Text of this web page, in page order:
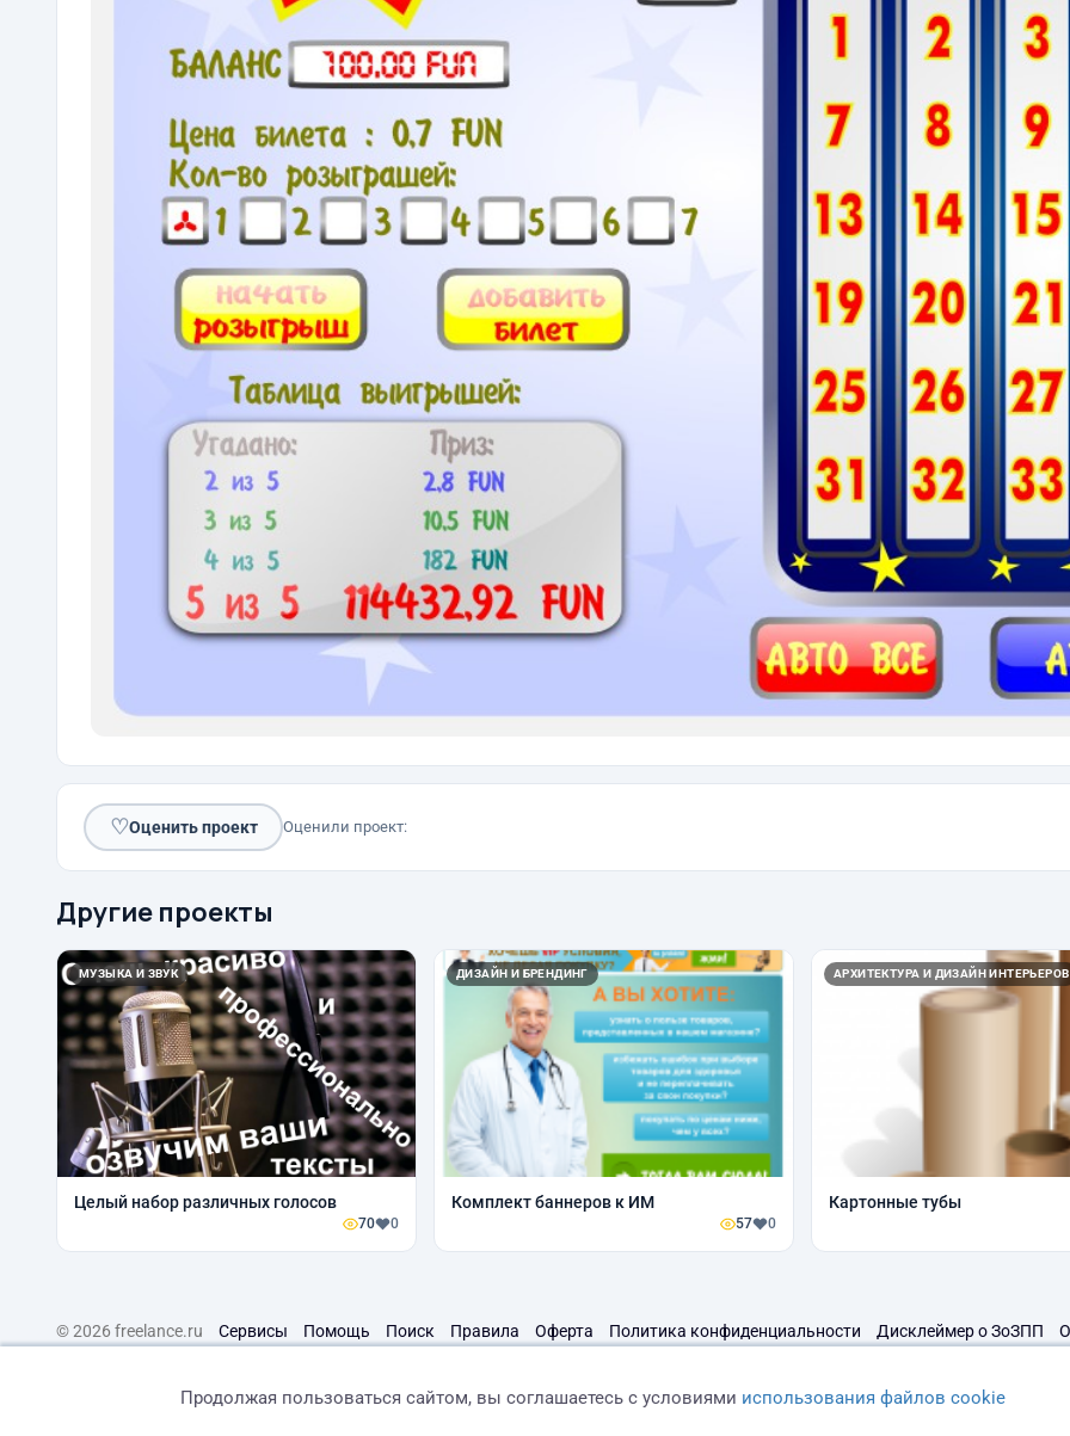
♡Оценить проект Оценили проект:
Другие проекты
МУЗЫКА И ЗВУК
Целый набор различных голосов
70 0
ДИЗАЙН И БРЕНДИНГ
Комплект баннеров к ИМ
57 0
АРХИТЕКТУРА И ДИЗАЙН ИНТЕРЬЕРОВ
Картонные тубы
© 2026 freelance.ru Сервисы Помощь Поиск Правила Оферта Политика конфиденциальности Дисклеймер о ЗоЗПП
Продолжая пользоваться сайтом, вы соглашаетесь с условиями использования файлов cookie